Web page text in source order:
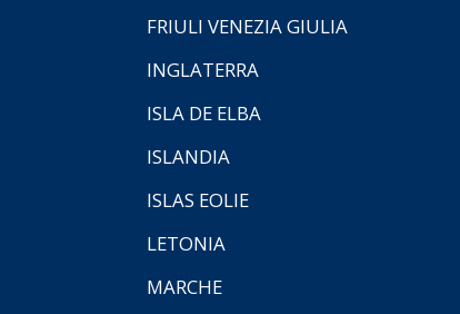
FRIULI VENEZIA GIULIA
INGLATERRA
ISLA DE ELBA
ISLANDIA
ISLAS EOLIE
LETONIA
MARCHE